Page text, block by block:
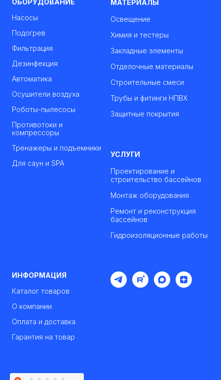
ОБОРУДОВАНИЕ
Насосы
Подогрев
Фильтрация
Дезинфекция
Автоматика
Осушители воздуха
Роботы-пылесосы
Противотоки и
компрессоры
Тренажеры и подъемники
Для саун и SPA
МАТЕРИАЛЫ
Освещение
Химия и тестеры
Закладные элементы
Отделочные материалы
Строительные смеси
Трубы и фитинги НПВХ
Защитные покрытия
УСЛУГИ
Проектирование и
строительство бассейнов
Монтаж оборудования
Ремонт и реконструкция
бассейнов
Гидроизоляционные работы
ИНФОРМАЦИЯ
Каталог товаров
О компании
Оплата и доставка
Гарантия на товар